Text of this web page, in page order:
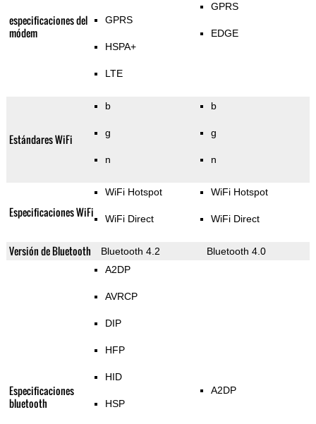
especificaciones del
módem
GPRS
HSPA+
LTE
GPRS
EDGE
Estándares WiFi
b
g
n
b
g
n
Especificaciones WiFi
WiFi Hotspot
WiFi Direct
WiFi Hotspot
WiFi Direct
Versión de Bluetooth Bluetooth 4.2 Bluetooth 4.0
Especificaciones
bluetooth
A2DP
AVRCP
DIP
HFP
HID
HSP
A2DP